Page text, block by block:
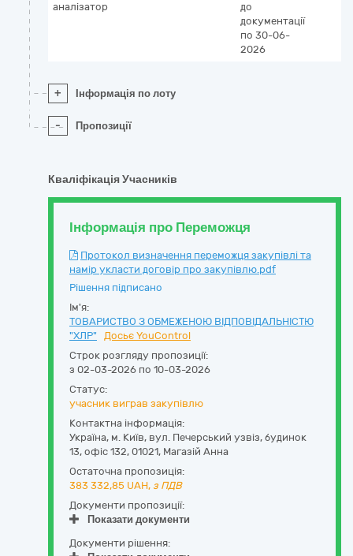
аналізатор
до
документації
по 30-06-
2026
+ Інформація по лоту
- Пропозиції
Кваліфікація Учасників
Інформація про Переможця
Протокол визначення переможця закупівлі та
намір укласти договір про закупівлю.pdf
Рішення підписано
Ім'я:
ТОВАРИСТВО З ОБМЕЖЕНОЮ ВІДПОВІДАЛЬНІСТЮ
"ХЛР"
Досьє YouControl
Строк розгляду пропозиції:
з 02-03-2026 по 10-03-2026
Статус:
учасник виграв закупівлю
Контактна інформація:
Україна, м. Київ, вул. Печерський узвіз, будинок
13, офіс 132, 01021, Магазій Анна
Остаточна пропозиція:
383 332,85 UAH, з ПДВ
Документи пропозиції:
Показати документи
Документи рішення: